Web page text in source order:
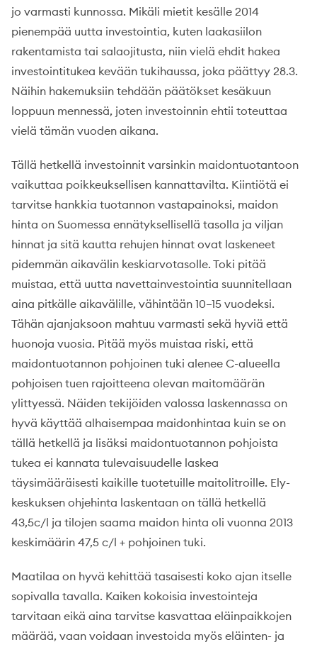
jo varmasti kunnossa. Mikäli mietit kesälle 2014
pienempää uutta investointia, kuten laakasiilon
rakentamista tai salaojitusta, niin vielä ehdit hakea
investointitukea kevään tukihaussa, joka päättyy 28.3.
Näihin hakemuksiin tehdään päätökset kesäkuun
loppuun mennessä, joten investoinnin ehtii toteuttaa
vielä tämän vuoden aikana.
Tällä hetkellä investoinnit varsinkin maidontuotantoon
vaikuttaa poikkeuksellisen kannattavilta. Kiintiötä ei
tarvitse hankkia tuotannon vastapainoksi, maidon
hinta on Suomessa ennätyksellisellä tasolla ja viljan
hinnat ja sitä kautta rehujen hinnat ovat laskeneet
pidemmän aikavälin keskiarvotasolle. Toki pitää
muistaa, että uutta navettainvestointia suunnitellaan
aina pitkälle aikavälille, vähintään 10–15 vuodeksi.
Tähän ajanjaksoon mahtuu varmasti sekä hyviä että
huonoja vuosia. Pitää myös muistaa riski, että
maidontuotannon pohjoinen tuki alenee C-alueella
pohjoisen tuen rajoitteena olevan maitomäärän
ylittyessä. Näiden tekijöiden valossa laskennassa on
hyvä käyttää alhaisempaa maidonhintaa kuin se on
tällä hetkellä ja lisäksi maidontuotannon pohjoista
tukea ei kannata tulevaisuudelle laskea
täysimääräisesti kaikille tuotetuille maitolitroille. Ely-
keskuksen ohjehinta laskentaan on tällä hetkellä
43,5c/l ja tilojen saama maidon hinta oli vuonna 2013
keskimäärin 47,5 c/l + pohjoinen tuki.
Maatilaa on hyvä kehittää tasaisesti koko ajan itselle
sopivalla tavalla. Kaiken kokoisia investointeja
tarvitaan eikä aina tarvitse kasvattaa eläinpaikkojen
määrää, vaan voidaan investoida myös eläinten- ja